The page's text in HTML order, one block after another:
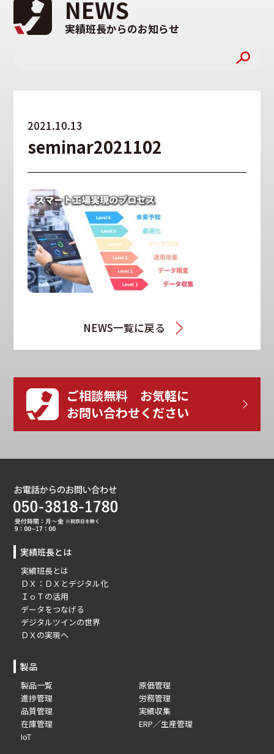
NEWS
実績班長からのお知らせ
2021.10.13
seminar2021102
NEWS一覧に戻る
ご相談無料 お気軽に
お問い合わせください
実績班長とは
実績班長とは
ＤＸ：ＤＸとデジタル化
ＩｏＴの活用
データをつなげる
デジタルツインの世界
ＤＸの実現へ
製品
製品一覧
進捗管理
品質管理
在庫管理
IoT
原価管理
労務管理
実績収集
ERP／生産管理